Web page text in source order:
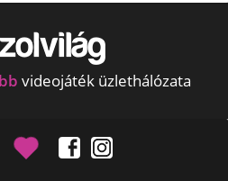
videojáték üzlethálózata